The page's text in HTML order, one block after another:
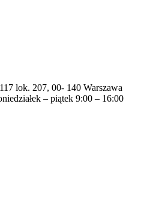
lok. 207, 00- 140 Warszawa
– piątek 9:00 – 16:00